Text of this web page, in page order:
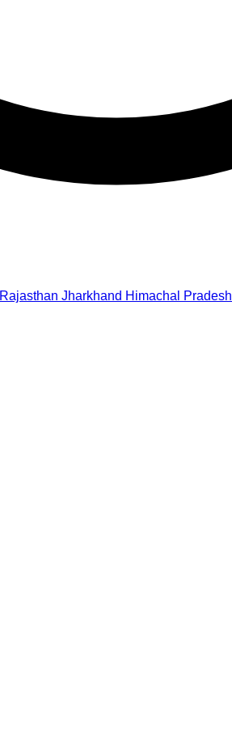
Rajasthan Jharkhand Himachal Pradesh